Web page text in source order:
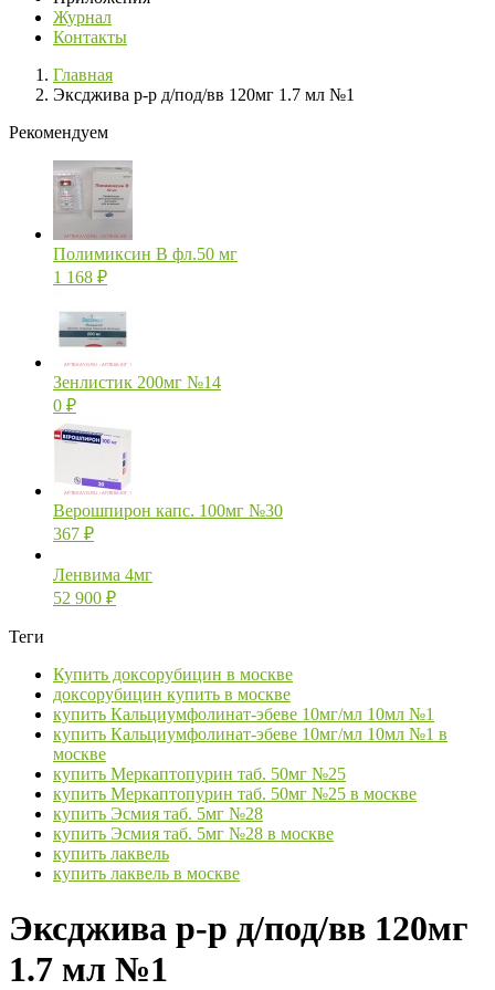
Журнал
Контакты
Главная
Эксджива р-р д/под/вв 120мг 1.7 мл №1
Рекомендуем
Полимиксин В фл.50 мг
1 168 ₽
Зенлистик 200мг №14
0 ₽
Верошпирон капс. 100мг №30
367 ₽
Ленвима 4мг
52 900 ₽
Теги
Купить доксорубицин в москве
доксорубицин купить в москве
купить Кальциумфолинат-эбеве 10мг/мл 10мл №1
купить Кальциумфолинат-эбеве 10мг/мл 10мл №1 в
москве
купить Меркаптопурин таб. 50мг №25
купить Меркаптопурин таб. 50мг №25 в москве
купить Эсмия таб. 5мг №28
купить Эсмия таб. 5мг №28 в москве
купить лаквель
купить лаквель в москве
Эксджива р-р д/под/вв 120мг
1.7 мл №1